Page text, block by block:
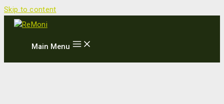
Skip to content
Main Menu